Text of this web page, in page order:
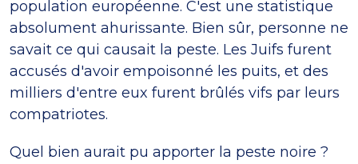
population européenne. C'est une statistique
absolument ahurissante. Bien sûr, personne ne
savait ce qui causait la peste. Les Juifs furent
accusés d'avoir empoisonné les puits, et des
milliers d'entre eux furent brûlés vifs par leurs
compatriotes.
Quel bien aurait pu apporter la peste noire ?